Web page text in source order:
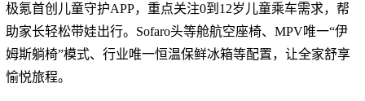
极氪首创儿童守护APP，重点关注0到12岁儿童乘车需求，帮
助家长轻松带娃出行。Sofaro头等舱航空座椅、MPV唯一“伊
姆斯躺椅”模式、行业唯一恒温保鲜冰箱等配置，让全家舒享
愉悦旅程。